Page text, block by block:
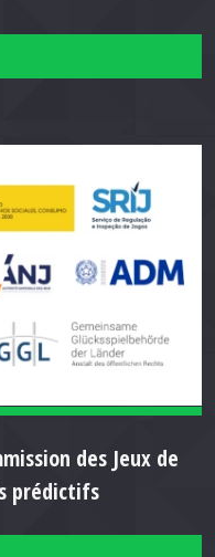
des Jeux de
prédictifs